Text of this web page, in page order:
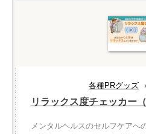
各種PRグッズ
リラックス度チェッカー
メンタルヘルスのセルフケアへ